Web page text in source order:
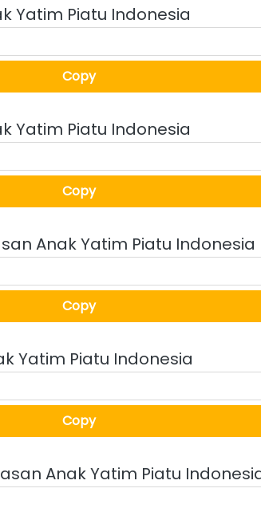
Yatim Piatu Indonesia
`
Copy
Yatim Piatu Indonesia
`
Copy
Anak Yatim Piatu Indonesia
`
Copy
Yatim Piatu Indonesia
`
Copy
Anak Yatim Piatu